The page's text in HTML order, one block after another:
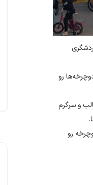
رو
و سرگرم
رو